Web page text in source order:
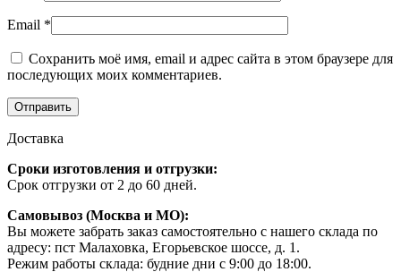
Email *
Сохранить моё имя, email и адрес сайта в этом браузере для
последующих моих комментариев.
Доставка
Сроки изготовления и отгрузки:
Срок отгрузки от 2 до 60 дней.
Самовывоз (Москва и МО):
Вы можете забрать заказ самостоятельно с нашего склада по
адресу: пст Малаховка, Егорьевское шоссе, д. 1.
Режим работы склада: будние дни с 9:00 до 18:00.